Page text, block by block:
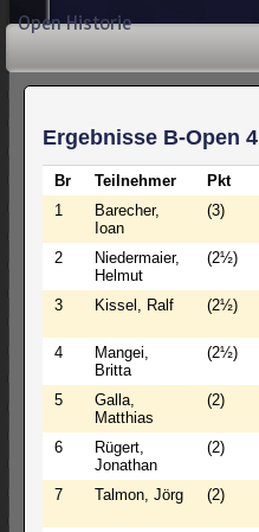
Open Historie
Ergebnisse B-Open
Br Teilnehmer Pkt
1
Barecher,
Ioan
(3)
2
Niedermaier,
Helmut
(2½)
3 Kissel, Ralf (2½)
4
Mangei,
Britta
(2½)
5
Galla,
Matthias
(2)
6
Rügert,
Jonathan
(2)
7 Talmon, Jörg (2)